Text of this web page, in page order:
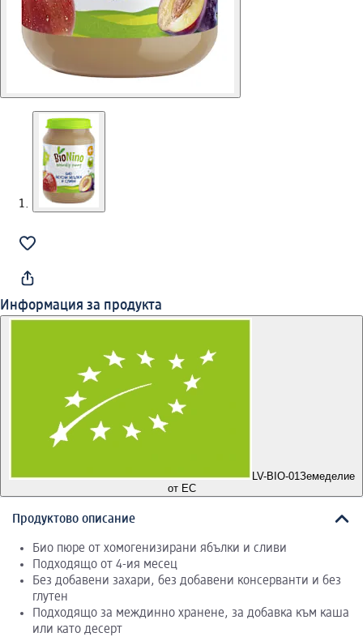
Информация за продукта
LV-BIO-01Земеделие
от ЕС
Продуктово описание
Био пюре от хомогенизирани ябълки и сливи
Подходящо от 4-ия месец
Без добавени захари, без добавени консерванти и без
глутен
Подходящо за междинно хранене, за добавка към каша
или като десерт